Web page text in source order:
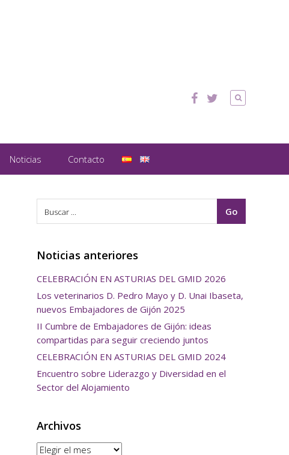
Noticias Contacto
Noticias anteriores
CELEBRACIÓN EN ASTURIAS DEL GMID 2026
Los veterinarios D. Pedro Mayo y D. Unai Ibaseta,
nuevos Embajadores de Gijón 2025
II Cumbre de Embajadores de Gijón: ideas
compartidas para seguir creciendo juntos
CELEBRACIÓN EN ASTURIAS DEL GMID 2024
Encuentro sobre Liderazgo y Diversidad en el
Sector del Alojamiento
Archivos
Archivos